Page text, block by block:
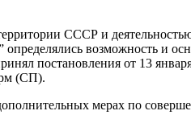
СССР и
возможность и
постановления от 13
(СП).
мерах по